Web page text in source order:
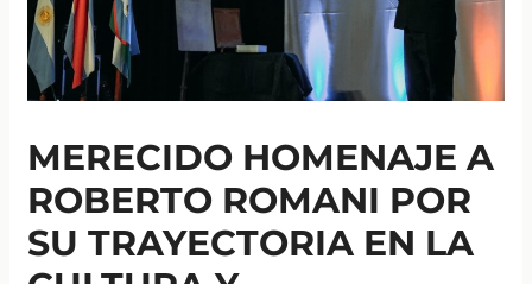
MERECIDO HOMENAJE A
ROBERTO ROMANI POR
SU TRAYECTORIA EN LA